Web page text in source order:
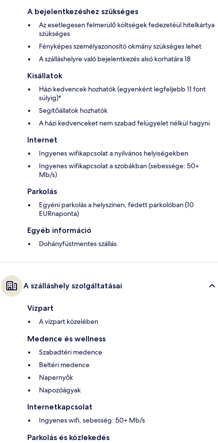
A bejelentkezéshez szükséges
Az esetlegesen felmerülő költségek fedezetéül hitelkártya
szükséges
Fényképes személyazonosító okmány szükséges lehet
A szálláshelyre való bejelentkezés alsó korhatára 18
Kisállatok
Házi kedvencek hozhatók (egyenként legfeljebb 11 font
súlyig)*
Segítőállatok hozhatók
A házi kedvenceket nem szabad felügyelet nélkül hagyni
Internet
Ingyenes wifikapcsolat a nyilvános helyiségekben
Ingyenes wifikapcsolat a szobákban (sebessége: 50+
Mb/s)
Parkolás
Egyéni parkolás a helyszínen, fedett parkolóban (10
EURnaponta)
Egyéb információ
Dohányfüstmentes szállás
A szálláshely szolgáltatásai
Vízpart
A vízpart közelében
Medence és wellness
Szabadtéri medence
Beltéri medence
Napernyők
Napozóágyak
Internetkapcsolat
Ingyenes wifi, sebesség: 50+ Mb/s
Parkolás és közlekedés